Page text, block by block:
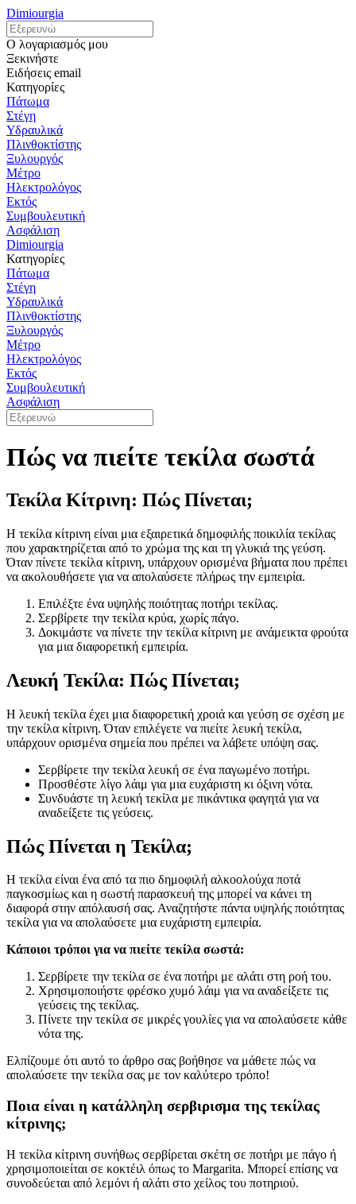
Dimiourgia
Ο λογαριασμός μου
Ξεκινήστε
Ειδήσεις email
Κατηγορίες
Πάτωμα
Στέγη
Υδραυλικά
Πλινθοκτίστης
Ξυλουργός
Μέτρο
Ηλεκτρολόγος
Εκτός
Συμβουλευτική
Ασφάλιση
Dimiourgia
Κατηγορίες
Πάτωμα
Στέγη
Υδραυλικά
Πλινθοκτίστης
Ξυλουργός
Μέτρο
Ηλεκτρολόγος
Εκτός
Συμβουλευτική
Ασφάλιση
Πώς να πιείτε τεκίλα σωστά
Τεκίλα Κίτρινη: Πώς Πίνεται;
Η τεκίλα κίτρινη είναι μια εξαιρετικά δημοφιλής ποικιλία τεκίλας
που χαρακτηρίζεται από το χρώμα της και τη γλυκιά της γεύση.
Όταν πίνετε τεκίλα κίτρινη, υπάρχουν ορισμένα βήματα που πρέπει
να ακολουθήσετε για να απολαύσετε πλήρως την εμπειρία.
Επιλέξτε ένα υψηλής ποιότητας ποτήρι τεκίλας.
Σερβίρετε την τεκίλα κρύα, χωρίς πάγο.
Δοκιμάστε να πίνετε την τεκίλα κίτρινη με ανάμεικτα φρούτα
για μια διαφορετική εμπειρία.
Λευκή Τεκίλα: Πώς Πίνεται;
Η λευκή τεκίλα έχει μια διαφορετική χροιά και γεύση σε σχέση με
την τεκίλα κίτρινη. Όταν επιλέγετε να πιείτε λευκή τεκίλα,
υπάρχουν ορισμένα σημεία που πρέπει να λάβετε υπόψη σας.
Σερβίρετε την τεκίλα λευκή σε ένα παγωμένο ποτήρι.
Προσθέστε λίγο λάιμ για μια ευχάριστη κι όξινη νότα.
Συνδυάστε τη λευκή τεκίλα με πικάντικα φαγητά για να
αναδείξετε τις γεύσεις.
Πώς Πίνεται η Τεκίλα;
Η τεκίλα είναι ένα από τα πιο δημοφιλή αλκοολούχα ποτά
παγκοσμίως και η σωστή παρασκευή της μπορεί να κάνει τη
διαφορά στην απόλαυσή σας. Αναζητήστε πάντα υψηλής ποιότητας
τεκίλα για να απολαύσετε μια ευχάριστη εμπειρία.
Κάποιοι τρόποι για να πιείτε τεκίλα σωστά:
Σερβίρετε την τεκίλα σε ένα ποτήρι με αλάτι στη ροή του.
Χρησιμοποιήστε φρέσκο χυμό λάιμ για να αναδείξετε τις
γεύσεις της τεκίλας.
Πίνετε την τεκίλα σε μικρές γουλίες για να απολαύσετε κάθε
νότα της.
Ελπίζουμε ότι αυτό το άρθρο σας βοήθησε να μάθετε πώς να
απολαύσετε την τεκίλα σας με τον καλύτερο τρόπο!
Ποια είναι η κατάλληλη σερβιρισμα της τεκίλας
κίτρινης;
Η τεκίλα κίτρινη συνήθως σερβίρεται σκέτη σε ποτήρι με πάγο ή
χρησιμοποιείται σε κοκτέιλ όπως το Margarita. Μπορεί επίσης να
συνοδεύεται από λεμόνι ή αλάτι στο χείλος του ποτηριού.